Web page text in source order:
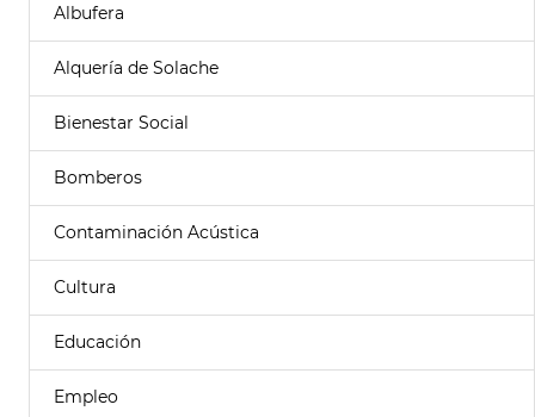
Albufera
Alquería de Solache
Bienestar Social
Bomberos
Contaminación Acústica
Cultura
Educación
Empleo